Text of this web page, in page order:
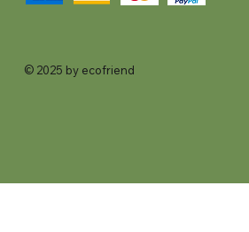
© 2025 by ecofriend